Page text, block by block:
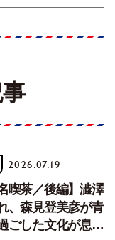
2026.07.19
喫茶／後編】澁澤
、森見登美彦が青
ごした文化が息づ